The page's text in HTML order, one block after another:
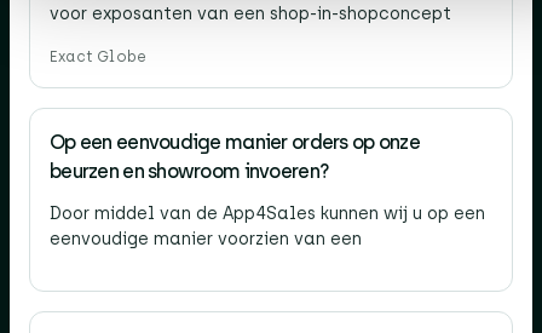
voor exposanten van een shop-in-shopconcept
Exact Globe
Op een eenvoudige manier orders op onze
beurzen en showroom invoeren?
Door middel van de App4Sales kunnen wij u op een
eenvoudige manier voorzien van een